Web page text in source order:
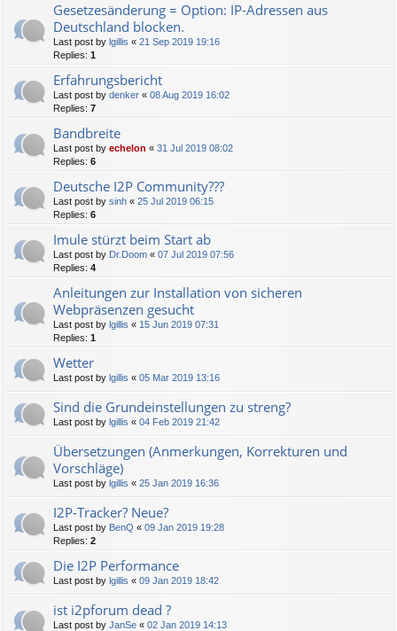
Gesetzesänderung = Option: IP-Adressen aus
Deutschland blocken.
Last post by lgillis « 21 Sep 2019 19:16
Replies: 1
Erfahrungsbericht
Last post by denker « 08 Aug 2019 16:02
Replies: 7
Bandbreite
Last post by echelon « 31 Jul 2019 08:02
Replies: 6
Deutsche I2P Community???
Last post by sinh « 25 Jul 2019 06:15
Replies: 6
Imule stürzt beim Start ab
Last post by Dr.Doom « 07 Jul 2019 07:56
Replies: 4
Anleitungen zur Installation von sicheren
Webpräsenzen gesucht
Last post by lgillis « 15 Jun 2019 07:31
Replies: 1
Wetter
Last post by lgillis « 05 Mar 2019 13:16
Sind die Grundeinstellungen zu streng?
Last post by lgillis « 04 Feb 2019 21:42
Übersetzungen (Anmerkungen, Korrekturen und
Vorschläge)
Last post by lgillis « 25 Jan 2019 16:36
I2P-Tracker? Neue?
Last post by BenQ « 09 Jan 2019 19:28
Replies: 2
Die I2P Performance
Last post by lgillis « 09 Jan 2019 18:42
ist i2pforum dead ?
Last post by JanSe « 02 Jan 2019 14:13